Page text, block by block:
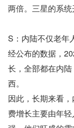
两倍。三星的系统
S：内陆不仅老年
经公布的数据，
长，全部都在内
西。
因此，长期来看
费增长主要由年